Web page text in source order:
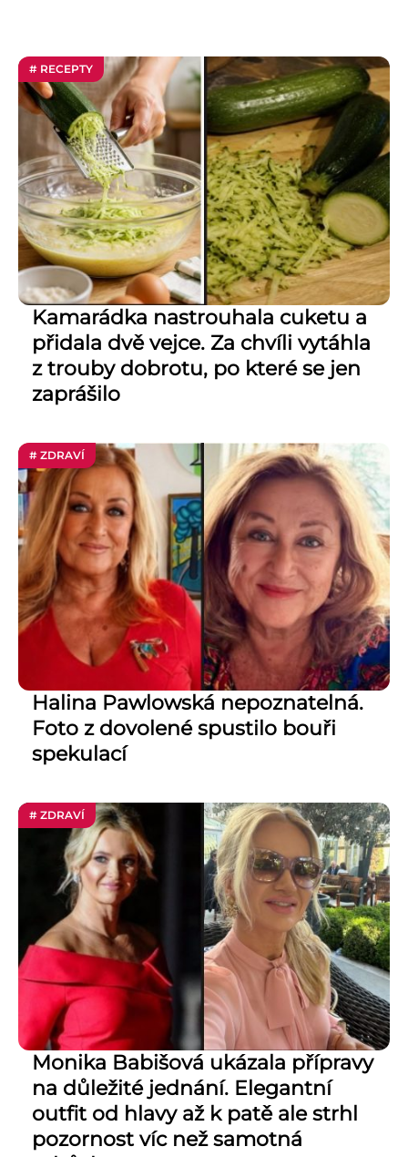
# RECEPTY
Kamarádka nastrouhala cuketu a
přidala dvě vejce. Za chvíli vytáhla
z trouby dobrotu, po které se jen
zaprášilo
# ZDRAVÍ
Halina Pawlowská nepoznatelná.
Foto z dovolené spustilo bouři
spekulací
# ZDRAVÍ
Monika Babišová ukázala přípravy
na důležité jednání. Elegantní
outfit od hlavy až k patě ale strhl
pozornost víc než samotná